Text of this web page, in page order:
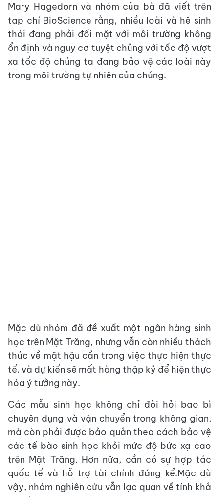
Mary Hagedorn và nhóm của bà đã viết trên
tạp chí BioScience rằng, nhiều loài và hệ sinh
thái đang phải đối mặt với môi trường không
ổn định và nguy cơ tuyệt chủng với tốc độ vượt
xa tốc độ chúng ta đang bảo vệ các loài này
trong môi trường tự nhiên của chúng.
Mặc dù nhóm đã đề xuất một ngân hàng sinh
học trên Mặt Trăng, nhưng vẫn còn nhiều thách
thức về mặt hậu cần trong việc thực hiện thực
tế, và dự kiến ​​sẽ mất hàng thập kỷ để hiện thực
hóa ý tưởng này.
Các mẫu sinh học không chỉ đòi hỏi bao bì
chuyên dụng và vận chuyển trong không gian,
mà còn phải được bảo quản theo cách bảo vệ
các tế bào sinh học khỏi mức độ bức xạ cao
trên Mặt Trăng. Hơn nữa, cần có sự hợp tác
quốc tế và hỗ trợ tài chính đáng kể.Mặc dù
vậy, nhóm nghiên cứu vẫn lạc quan về tính khả